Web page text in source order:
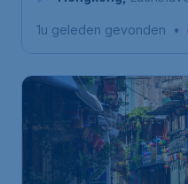
1u geleden gevonden •